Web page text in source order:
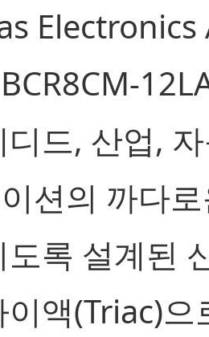
디드, 산업,
션의 까다
도록 설계된
이액(Triac)으